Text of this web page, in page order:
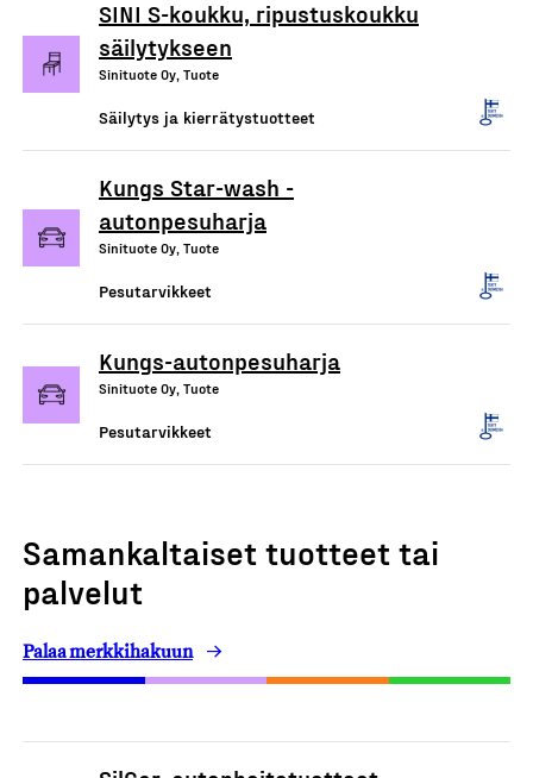
SINI S-koukku, ripustuskoukku
säilytykseen
Sinituote Oy, Tuote
Säilytys ja kierrätystuotteet
Kungs Star-wash -
autonpesuharja
Sinituote Oy, Tuote
Pesutarvikkeet
Kungs-autonpesuharja
Sinituote Oy, Tuote
Pesutarvikkeet
Samankaltaiset tuotteet tai
palvelut
Palaa merkkihakuun